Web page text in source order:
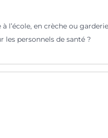
l’école, en crèche ou
personnels de santé ?